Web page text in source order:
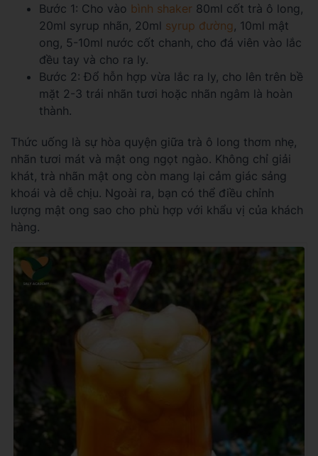
Bước 1: Cho vào bình shaker 80ml cốt trà ô long,
20ml syrup nhãn, 20ml syrup đường , 10ml mật
ong, 5-10ml nước cốt chanh, cho đá viên vào lắc
đều tay và cho ra ly.
Bước 2: Đổ hỗn hợp vừa lắc ra ly, cho lên trên bề
mặt 2-3 trái nhãn tươi hoặc nhãn ngâm là hoàn
thành.
Thức uống là sự hòa quyện giữa trà ô long thơm nhẹ,
nhãn tươi mát và mật ong ngọt ngào. Không chỉ giải
khát, trà nhãn mật ong còn mang lại cảm giác sảng
khoái và dễ chịu. Ngoài ra, bạn có thể điều chỉnh
lượng mật ong sao cho phù hợp với khẩu vị của khách
hàng.